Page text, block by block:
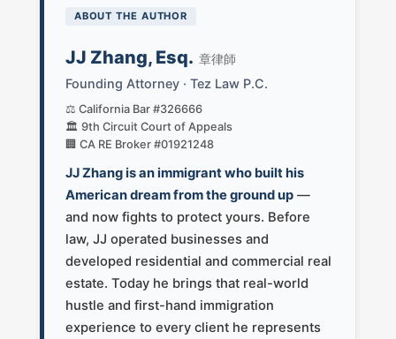
ABOUT THE AUTHOR
JJ Zhang, Esq. 章律師
Founding Attorney · Tez Law P.C.
⚖️ California Bar #326666
🏛️ 9th Circuit Court of Appeals
🏢 CA RE Broker #01921248
JJ Zhang is an immigrant who built his
American dream from the ground up—
and now fights to protect yours. Before
law, JJ operated businesses and
developed residential and commercial real
estate. Today he brings that real-world
hustle and first-hand immigration
experience to every client he represents